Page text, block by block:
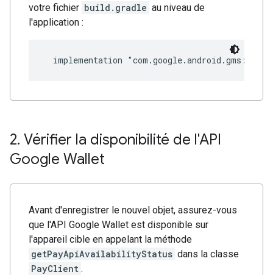
votre fichier build.gradle au niveau de
l'application :
2. Vérifier la disponibilité de l'API
Google Wallet
Avant d'enregistrer le nouvel objet, assurez-vous
que l'API Google Wallet est disponible sur
l'appareil cible en appelant la méthode
getPayApiAvailabilityStatus dans la classe
PayClient .